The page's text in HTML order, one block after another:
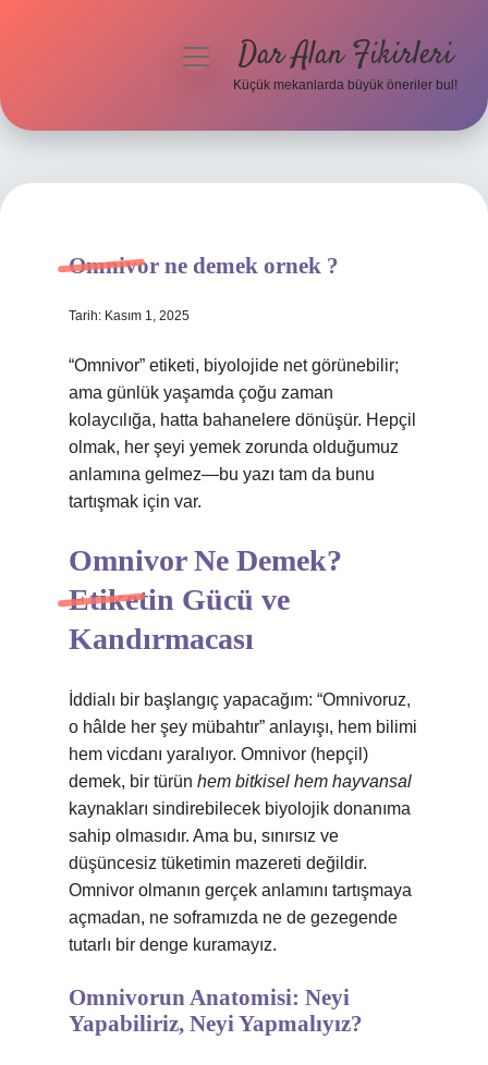
Hakkımızda
menüyüDar Alan Fikirleri
Küçük mekanlarda büyük öneriler bul!
Omnivor ne demek ornek ?
Tarih: Kasım 1, 2025
“Omnivor” etiketi, biyolojide net görünebilir;
ama günlük yaşamda çoğu zaman
kolaycılığa, hatta bahanelere dönüşür. Hepçil
olmak, her şeyi yemek zorunda olduğumuz
anlamına gelmez—bu yazı tam da bunu
tartışmak için var.
Omnivor Ne Demek?
Etiketin Gücü ve
Kandırmacası
İddialı bir başlangıç yapacağım: “Omnivoruz,
o hâlde her şey mübahtır” anlayışı, hem bilimi
hem vicdanı yaralıyor. Omnivor (hepçil)
demek, bir türün hem bitkisel hem hayvansal
kaynakları sindirebilecek biyolojik donanıma
sahip olmasıdır. Ama bu, sınırsız ve
düşüncesiz tüketimin mazereti değildir.
Omnivor olmanın gerçek anlamını tartışmaya
açmadan, ne soframızda ne de gezegende
tutarlı bir denge kuramayız.
Omnivorun Anatomisi: Neyi
Yapabiliriz, Neyi Yapmalıyız?